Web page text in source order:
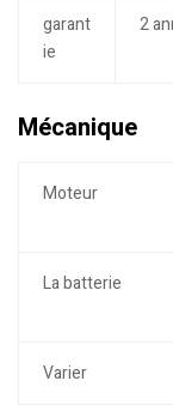
garant
ie
2
Mécanique
Moteur
La batterie
Varier